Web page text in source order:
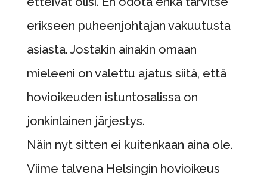
erikseen puheenjohtajan vakuutusta
asiasta. Jostakin ainakin omaan
mieleeni on valettu ajatus siitä, että
hovioikeuden istuntosalissa on
jonkinlainen järjestys.
Näin nyt sitten ei kuitenkaan aina ole.
Viime talvena Helsingin hovioikeus